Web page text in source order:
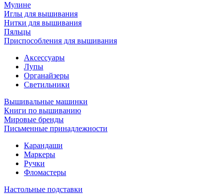
Мулине
Иглы для вышивания
Нитки для вышивания
Пяльцы
Приспособления для вышивания
Аксессуары
Лупы
Органайзеры
Светильники
Вышивальные машинки
Книги по вышиванию
Мировые бренды
Письменные принадлежности
Карандаши
Маркеры
Ручки
Фломастеры
Настольные подставки